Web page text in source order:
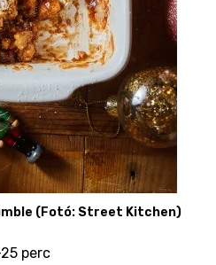
(Fotó: Street Kitchen)
perc